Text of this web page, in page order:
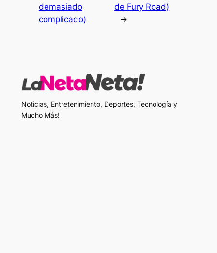
demasiado
complicado)
de Fury Road)
→
Noticias, Entretenimiento, Deportes, Tecnología y
Mucho Más!